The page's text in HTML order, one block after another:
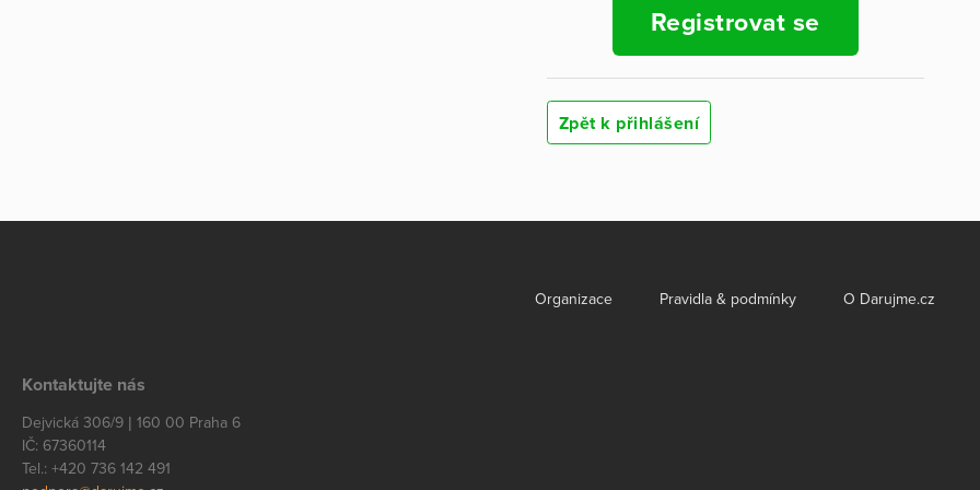
Registrovat se
Zpět k přihlášení
Organizace Pravidla & podmínky O Darujme.cz
Kontaktujte nás
Dejvická 306/9 | 160 00 Praha 6
IČ: 67360114
Tel.: +420 736 142 491